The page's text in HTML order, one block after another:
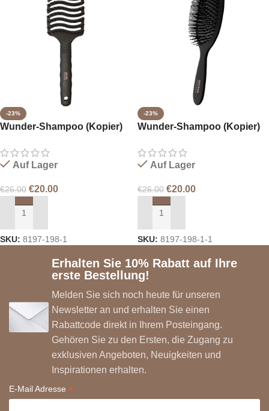
-23%
Wunder-Shampoo (Kopier)
Auf Lager
€26.00 €20.00
IN DEN WARENKORB LEGEN
SKU: 8197-198-1
-23%
Wunder-Shampoo (Kopier)
Auf Lager
€26.00 €20.00
IN DEN WARENKORB LEGEN
SKU: 8197-198-1-1
Erhalten Sie 10% Rabatt auf Ihre
erste Bestellung!
Melden Sie sich noch heute für unseren
Newsletter an und erhalten Sie einen
Rabattcode direkt in Ihrem Posteingang.
Gehören Sie zu den Ersten, die Zugang zu
exklusiven Angeboten, Neuigkeiten und
Inspirationen erhalten.
E-Mail Adresse *